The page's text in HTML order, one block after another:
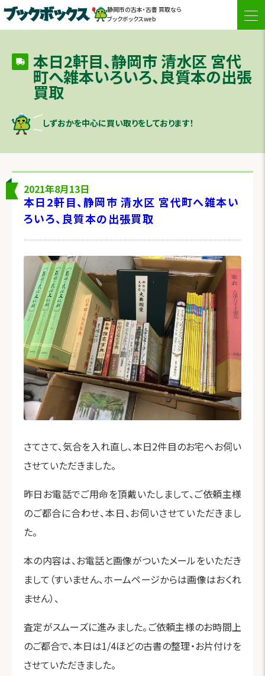
静岡市の古本・古書 買取なら
ブックボックスweb
本日2軒目、静岡市 清水区 宮代
町へ雑本いろいろ、良質本の出張
買取
しずおかを中心に買い取りをしております！
2021年8月13日
本日2軒目、静岡市 清水区 宮代町へ雑本い
ろいろ、良質本の出張買取
さてさて、気合を入れ直し、本日2件目のお宅へお伺い
させていただきました。
昨日お電話でご用命を頂戴いたしまして、ご依頼主様
のご都合に合わせ、本日、お伺いさせていただきまし
た。
本の内容は、お電話と画像がついたメールをいただき
まして（すいません、ホームページからは画像はおくれ
ません）、
査定がスムーズに進みました。ご依頼主様のお時間上
のご都合で、本日は1/4ほどの古書の整理・お片付けを
させていただきました。